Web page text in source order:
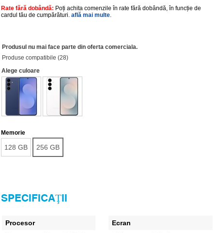
Rate fără dobândă: Poți achita comenzile în rate fără dobândă, în funcție de
cardul tău de cumpărături.află mai multe.
Produsul nu mai face parte din oferta comerciala.
Produse compatibile (28)
Alege culoare
Memorie
128 GB 256 GB
SPECIFICAŢII
Procesor Ecran